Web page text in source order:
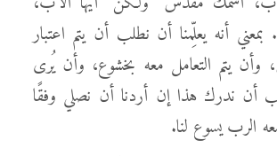
أنه يعلِّمنا أن نطلب أن يتم اعتبار
وأن يتم التعامل معه بخشوع، وأن يُرى
ندرك هذا إن أردنا أن نصلي وفقًا
الرب يسوع لنا.